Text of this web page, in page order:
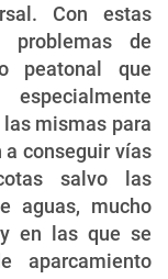
Con estas
de
peatonal que
mismas para
conseguir vías
salvo las
aguas, mucho
en las que se
aparcamiento